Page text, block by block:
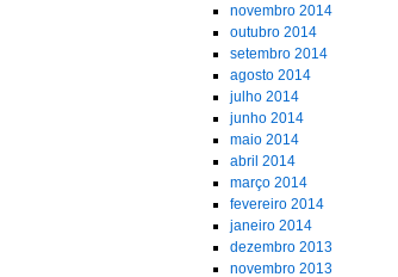
novembro 2014
outubro 2014
setembro 2014
agosto 2014
julho 2014
junho 2014
maio 2014
abril 2014
março 2014
fevereiro 2014
janeiro 2014
dezembro 2013
novembro 2013